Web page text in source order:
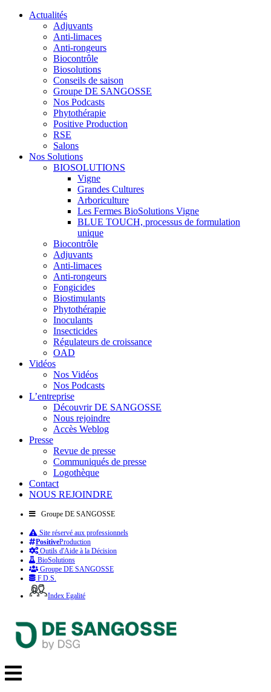
Actualités
Adjuvants
Anti-limaces
Anti-rongeurs
Biocontrôle
Biosolutions
Conseils de saison
Groupe DE SANGOSSE
Nos Podcasts
Phytothérapie
Positive Production
RSE
Salons
Nos Solutions
BIOSOLUTIONS
Vigne
Grandes Cultures
Arboriculture
Les Fermes BioSolutions Vigne
BLUE TOUCH, processus de formulation
unique
Biocontrôle
Adjuvants
Anti-limaces
Anti-rongeurs
Fongicides
Biostimulants
Phytothérapie
Inoculants
Insecticides
Régulateurs de croissance
OAD
Vidéos
Nos Vidéos
Nos Podcasts
L’entreprise
Découvrir DE SANGOSSE
Nous rejoindre
Accès Weblog
Presse
Revue de presse
Communiqués de presse
Logothèque
Contact
NOUS REJOINDRE
Groupe DE SANGOSSE
Site réservé aux professionnels
PositiveProduction
Outils d'Aide à la Décision
BioSolutions
Groupe DE SANGOSSE
F.D.S.
Index Egalité